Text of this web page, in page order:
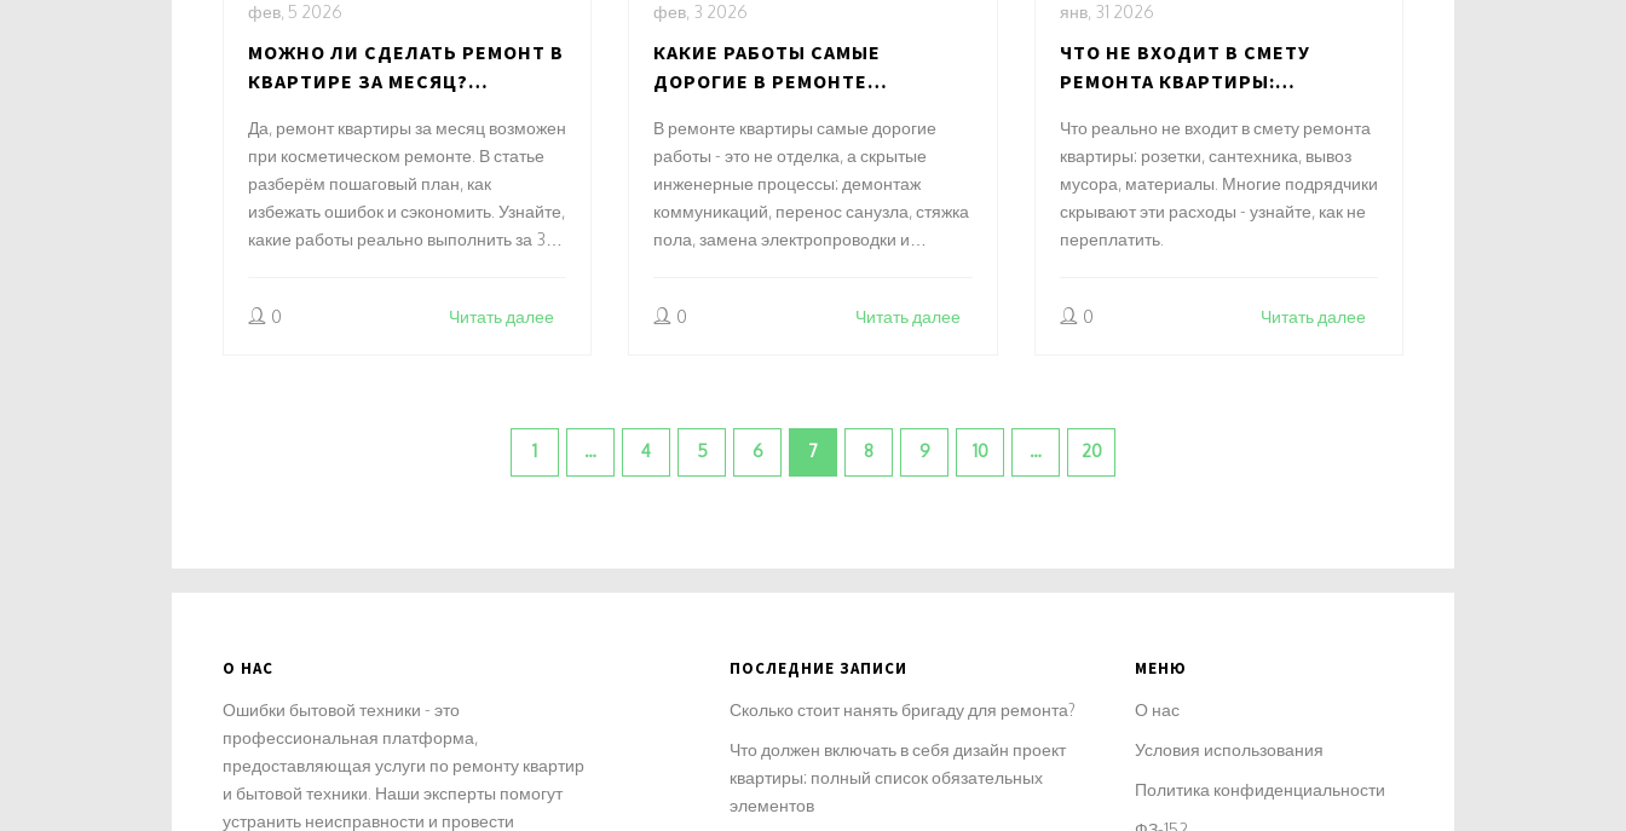
фев, 5 2026
МОЖНО ЛИ СДЕЛАТЬ РЕМОНТ В
КВАРТИРЕ ЗА МЕСЯЦ?
Да, ремонт квартиры за месяц возможен
при косметическом ремонте. В статье
разберём пошаговый план, как
избежать ошибок и сэкономить. Узнайте,
какие работы реально выполнить за 30
0
Читать далее
фев, 3 2026
КАКИЕ РАБОТЫ САМЫЕ
ДОРОГИЕ В РЕМОНТЕ
В ремонте квартиры самые дорогие
работы - это не отделка, а скрытые
инженерные процессы: демонтаж
коммуникаций, перенос санузла, стяжка
пола, замена электропроводки и
рублей, но без них ремонт развалится
0 Читать далее
янв, 31 2026
ЧТО НЕ ВХОДИТ В СМЕТУ
РЕМОНТА КВАРТИРЫ:
ЛОВЯТ ВЛАДЕЛЬЦЕВ
Что реально не входит в смету ремонта
квартиры: розетки, сантехника, вывоз
мусора, материалы. Многие подрядчики
скрывают эти расходы - узнайте, как не
переплатить.
0 Читать далее
1 … 4 5 6 7 8 9 10 … 20
О НАС
Ошибки бытовой техники - это
профессиональная платформа,
предоставляющая услуги по ремонту квартир
и бытовой техники. Наши эксперты помогут
устранить неисправности и провести
ПОСЛЕДНИЕ ЗАПИСИ
Сколько стоит нанять бригаду для ремонта?
Что должен включать в себя дизайн проект
квартиры: полный список обязательных
элементов
МЕНЮ
О нас
Условия использования
Политика конфиденциальности